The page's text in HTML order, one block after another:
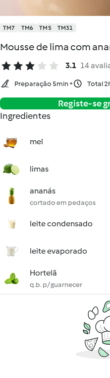
TM7 TM6 TM5 TM31
Mousse de lima com
3.1 14
Preparação 5min Total
Registe-se
Ingredientes
mel
limas
ananás
cortado em pedaços
leite condensado
leite evaporado
Hortelã
q.b. p/ guarnecer